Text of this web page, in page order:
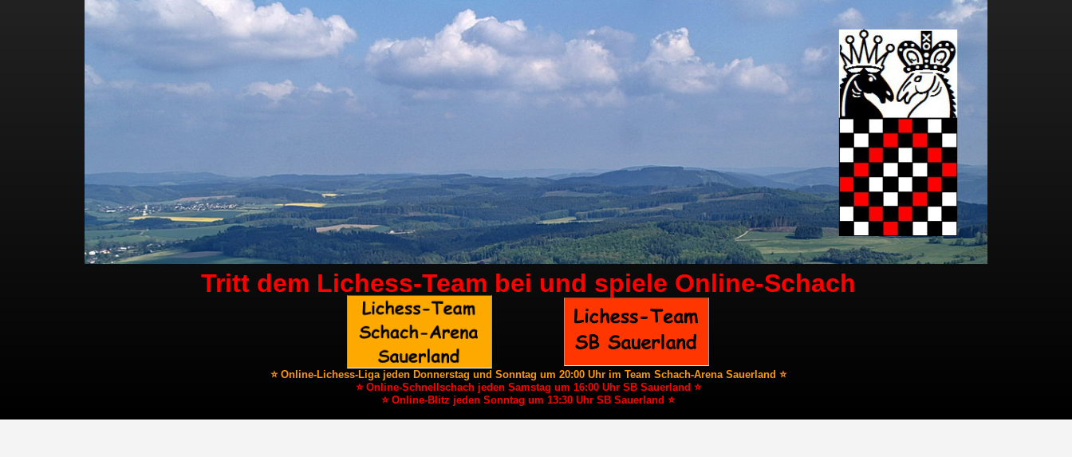
Tritt dem Lichess-Team bei und spiele Online-Schach
⭐ Online-Lichess-Liga jeden Donnerstag und Sonntag um 20:00 Uhr im Team Schach-Arena Sauerland ⭐
⭐ Online-Schnellschach jeden Samstag um 16:00 Uhr SB Sauerland ⭐
⭐ Online-Blitz jeden Sonntag um 13:30 Uhr SB Sauerland ⭐